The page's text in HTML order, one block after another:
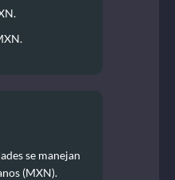
se manejan
(MXN).